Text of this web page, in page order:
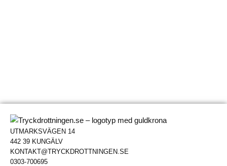
UTMARKSVÄGEN 14
442 39 KUNGÄLV
KONTAKT@TRYCKDROTTNINGEN.SE
0303-700695